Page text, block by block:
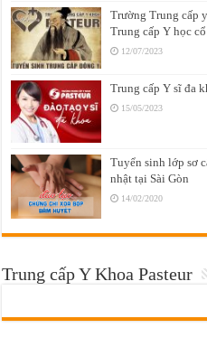
Trường Trung cấp
Trung cấp Y học
12/07/2023
Trung cấp Y sĩ đa
15/05/2023
Tuyển sinh lớp sơ
nhật tại Sài Gòn
14/02/2020
Trung cấp Y Khoa Pasteur